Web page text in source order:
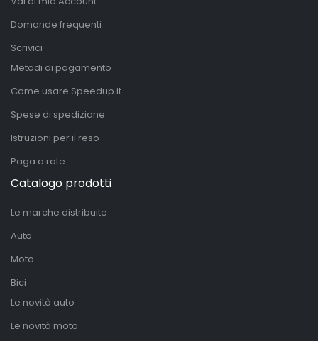
Domande frequenti
Scrivici
Metodi di pagamento
Come usare Speedup.it
Spese di spedizione
Istruzioni per il reso
Paga a rate
Catalogo prodotti
Le marche distribuite
Auto
Moto
Bici
Le novità auto
Le novità moto